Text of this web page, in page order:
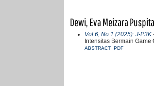
Dewi, Eva Meizara
Vol 6, No 1 (2025): J-P3K
Intensitas Bermain
ABSTRACT PDF